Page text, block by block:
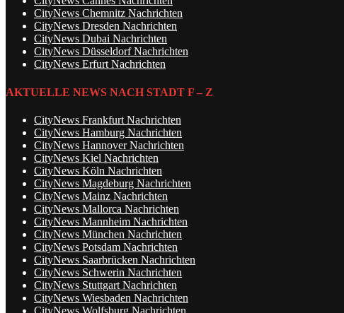
CityNews Chemnitz Nachrichten
CityNews Dresden Nachrichten
CityNews Dubai Nachrichten
CityNews Düsseldorf Nachrichten
CityNews Erfurt Nachrichten
AKTUELLE NEWS NACH STADT F – Z
CityNews Frankfurt Nachrichten
CityNews Hamburg Nachrichten
CityNews Hannover Nachrichten
CityNews Kiel Nachrichten
CityNews Köln Nachrichten
CityNews Magdeburg Nachrichten
CityNews Mainz Nachrichten
CityNews Mallorca Nachrichten
CityNews Mannheim Nachrichten
CityNews München Nachrichten
CityNews Potsdam Nachrichten
CityNews Saarbrücken Nachrichten
CityNews Schwerin Nachrichten
CityNews Stuttgart Nachrichten
CityNews Wiesbaden Nachrichten
CityNews Wolfsburg Nachrichten